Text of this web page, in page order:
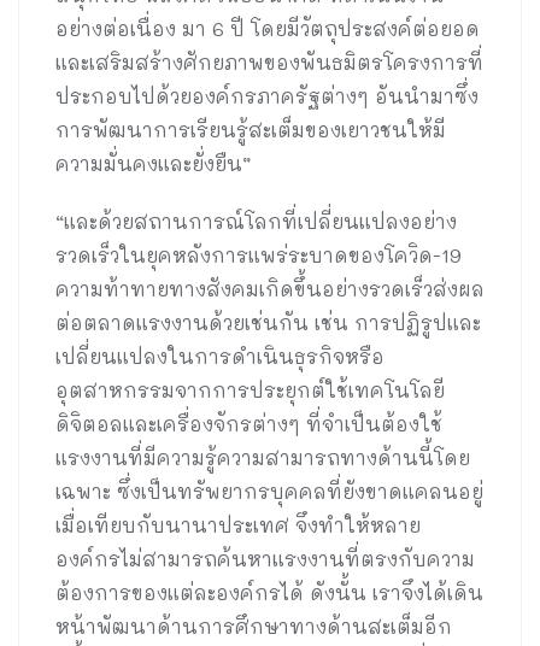
อย่างต่อเนื่อง มา 6 ปี โดยมีวัตถุประสงค์ต่อยอด
และเสริมสร้างศักยภาพของพันธมิตรโครงการที่
ประกอบไปด้วยองค์กรภาครัฐต่างๆ อันนำมาซึ่ง
การพัฒนาการเรียนรู้สะเต็มของเยาวชนให้มี
ความมั่นคงและยั่งยืน”
“และด้วยสถานการณ์โลกที่เปลี่ยนแปลงอย่าง
รวดเร็วในยุคหลังการแพร่ระบาดของโควิด-19
ความท้าทายทางสังคมเกิดขึ้นอย่างรวดเร็วส่งผล
ต่อตลาดแรงงานด้วยเช่นกัน เช่น การปฏิรูปและ
เปลี่ยนแปลงในการดำเนินธุรกิจหรือ
อุตสาหกรรมจากการประยุกต์ใช้เทคโนโลยี
ดิจิตอลและเครื่องจักรต่างๆ ที่จำเป็นต้องใช้
แรงงานที่มีความรู้ความสามารถทางด้านนี้โดย
เฉพาะ ซึ่งเป็นทรัพยากรบุคคลที่ยังขาดแคลนอยู่
เมื่อเทียบกับนานาประเทศ จึงทำให้หลาย
องค์กรไม่สามารถค้นหาแรงงานที่ตรงกับความ
ต้องการของแต่ละองค์กรได้ ดังนั้น เราจึงได้เดิน
หน้าพัฒนาด้านการศึกษาทางด้านสะเต็มอีก